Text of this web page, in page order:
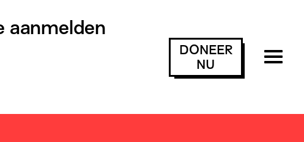
aanmelden
DONEER
NU